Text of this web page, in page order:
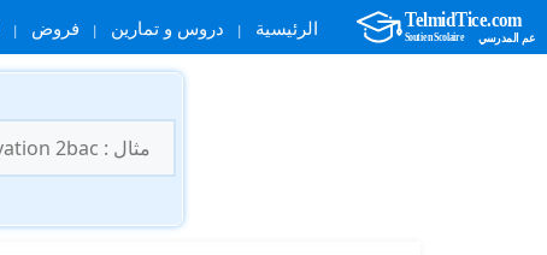
الرئيسية دروس و تمارين فروض
عن: